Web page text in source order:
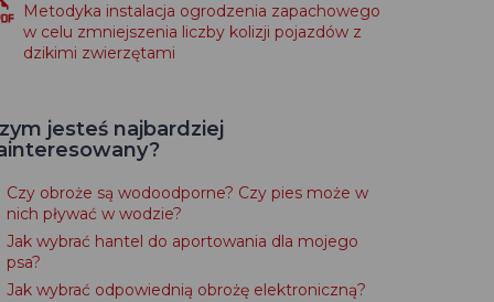
Metodyka instalacja ogrodzenia zapachowego
w celu zmniejszenia liczby kolizji pojazdów z
dzikimi zwierzętami
jesteś najbardziej
Czy obroże są wodoodporne? Czy pies może w
nich pływać w wodzie?
Jak wybrać hantel do aportowania dla mojego
psa?
Jak wybrać odpowiednią obrożę elektroniczną?